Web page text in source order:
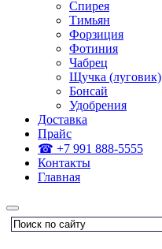
Спирея
Тимьян
Форзиция
Фотиния
Чабрец
Щучка (луговик)
Бонсай
Удобрения
Доставка
Прайс
☎ +7 991 888-5555
Контакты
Главная